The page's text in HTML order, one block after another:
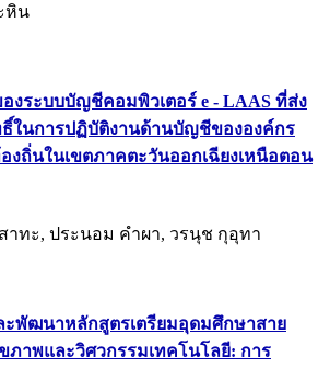
หิน
งระบบบัญชีคอมพิวเตอร์ e - LAAS ที่ส่ง
ในการปฏิบัติงานด้านบัญชีขององค์กร
งถิ่นในเขตภาคตะวันออกเฉียงเหนือตอน
ทะ, ประนอม คำผา, วรนุช กุอุทา
ะพัฒนาหลักสูตรเตรียมอุดมศึกษาสาย
ภาพและวิศวกรรมเทคโนโลยี: การ